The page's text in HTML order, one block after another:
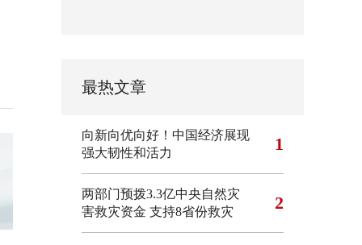
最热文章
向新向优向好！中国经济展现
强大韧性和活力
1
两部门预拨3.3亿中央自然灾
害救灾资金 支持8省份救灾
2